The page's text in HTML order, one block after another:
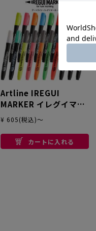
Artline IREGUI
MARKER イレグイマー
カー
¥ 605(税込)～
カートに入れる